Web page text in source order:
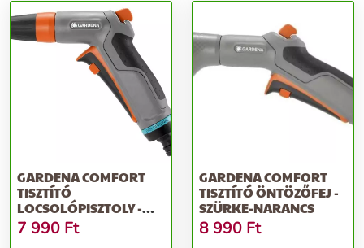
GARDENA COMFORT
TISZTÍTÓ
LOCSOLÓPISZTOLY -
SZÜRKE-NARANCS
7 990 Ft
GARDENA COMFORT
TISZTÍTÓ ÖNTÖZŐFEJ -
SZÜRKE-NARANCS
8 990 Ft